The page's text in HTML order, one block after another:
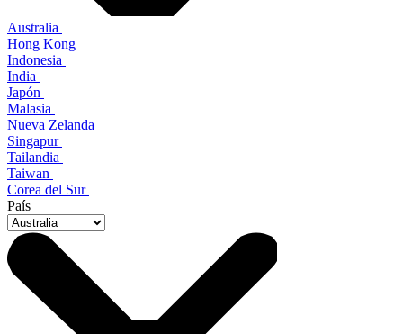
Australia
Hong Kong
Indonesia
India
Japón
Malasia
Nueva Zelanda
Singapur
Tailandia
Taiwan
Corea del Sur
País